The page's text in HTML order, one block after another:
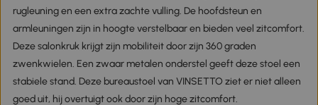
rugleuning en een extra zachte vulling. De hoofdsteun en
armleuningen zijn in hoogte verstelbaar en bieden veel zitcomfort.
Deze salonkruk krijgt zijn mobiliteit door zijn 360 graden
zwenkwielen. Een zwaar metalen onderstel geeft deze stoel een
stabiele stand. Deze bureaustoel van VINSETTO ziet er niet alleen
goed uit, hij overtuigt ook door zijn hoge zitcomfort.